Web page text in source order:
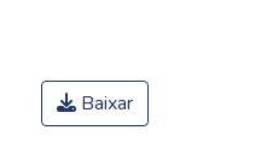
Baixar